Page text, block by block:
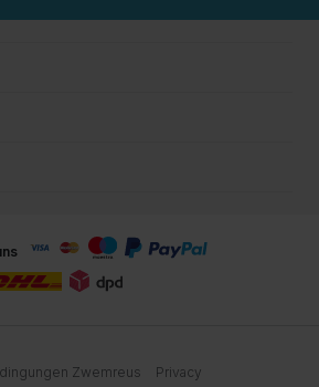
Zwemreus
Privacy